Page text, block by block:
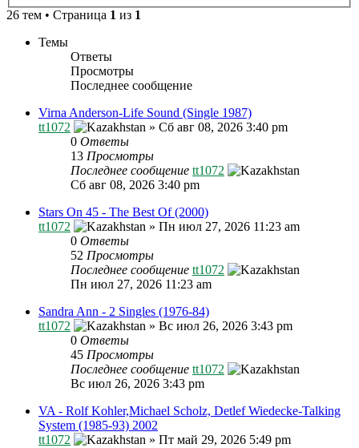
26 тем • Страница 1 из 1
Темы
Ответы
Просмотры
Последнее сообщение
Virna Anderson-Life Sound (Single 1987)
tt1072
» Сб авг 08, 2026 3:40 pm
0 Ответы
13 Просмотры
Последнее сообщение tt1072
Сб авг 08, 2026 3:40 pm
Stars On 45 - The Best Of (2000)
tt1072
» Пн июл 27, 2026 11:23 am
0 Ответы
52 Просмотры
Последнее сообщение tt1072
Пн июл 27, 2026 11:23 am
Sandra Ann - 2 Singles (1976-84)
tt1072
» Вс июл 26, 2026 3:43 pm
0 Ответы
45 Просмотры
Последнее сообщение tt1072
Вс июл 26, 2026 3:43 pm
VA - Rolf Kohler,Michael Scholz, Detlef Wiedecke-Talking
System (1985-93) 2002
tt1072
» Пт май 29, 2026 5:49 pm